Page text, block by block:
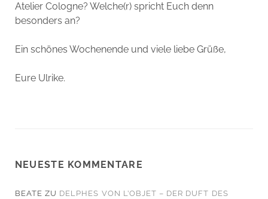
Atelier Cologne? Welche(r) spricht Euch denn
besonders an?
Ein schönes Wochenende und viele liebe Grüße,
Eure Ulrike.
NEUESTE KOMMENTARE
BEATE ZU DELPHES VON L’OBJET – DER DUFT DES